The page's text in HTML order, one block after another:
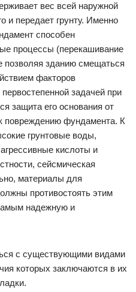
вес всей наружной
и передает грунту. Именно
способен
процессы (перекашивание
позволяя зданию смещаться
факторов
задачей при
защита его основания от
повреждению фундамента. К
грунтовые воды,
кислоты и
сейсмическая
материалы для
противостоять этим
надежную и
с существующими видами
которых заключаются в их